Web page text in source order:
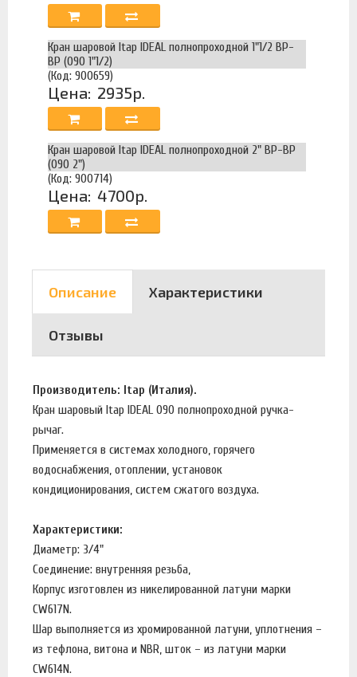
Кран шаровой Itap IDEAL полнопроходной 1"1/2 ВР-
ВР (090 1"1/2)
(Код: 900659)
Цена: 2935р.
Кран шаровой Itap IDEAL полнопроходной 2" ВР-ВР
(090 2")
(Код: 900714)
Цена: 4700р.
Описание Характеристики
Отзывы
Производитель: Itap (Италия).
Кран шаровый Itap IDEAL 090 полнопроходной ручка-
рычаг.
Применяется в системах холодного, горячего
водоснабжения, отоплении, установок
кондиционирования, систем сжатого воздуха.
Характеристики:
Диаметр: 3/4"
Соединение: внутренняя резьба,
Корпус изготовлен из никелированной латуни марки
CW617N.
Шар выполняется из хромированной латуни, уплотнения –
из тефлона, витона и NBR, шток – из латуни марки
CW614N.